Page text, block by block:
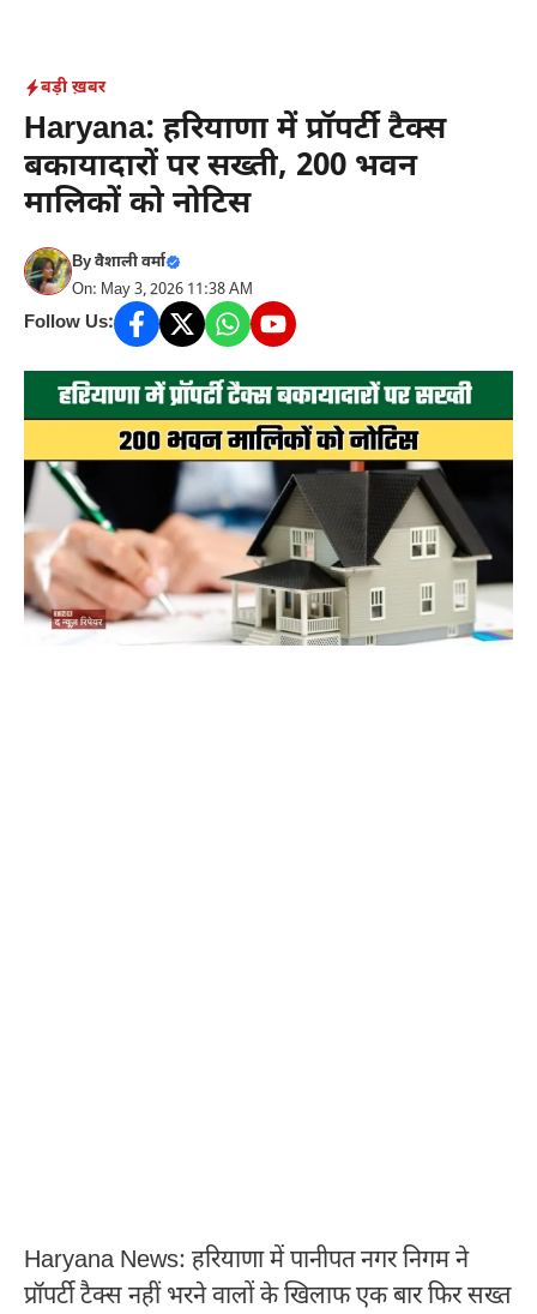
content
बड़ी ख़बर
Haryana: हरियाणा में प्रॉपर्टी टैक्स
बकायादारों पर सख्ती, 200 भवन
मालिकों को नोटिस
Byवैशाली वर्मा
On: May 3, 2026 11:38 AM
Follow Us:
Haryana News: हरियाणा में पानीपत नगर निगम ने
प्रॉपर्टी टैक्स नहीं भरने वालों के खिलाफ एक बार फिर सख्त